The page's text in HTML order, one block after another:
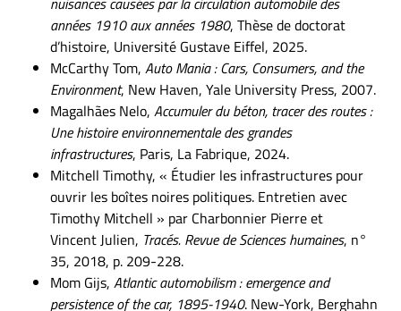
années 1910 aux années 1980, Thèse de doctorat
d’histoire, Université Gustave Eiffel, 2025.
McCarthy Tom, Auto Mania : Cars, Consumers, and the
Environment, New Haven, Yale University Press, 2007.
Magalhães Nelo, Accumuler du béton, tracer des routes :
Une histoire environnementale des grandes
infrastructures, Paris, La Fabrique, 2024.
Mitchell Timothy, « Étudier les infrastructures pour
ouvrir les boîtes noires politiques. Entretien avec
Timothy Mitchell » par Charbonnier Pierre et
Vincent Julien, Tracés. Revue de Sciences humaines, n°
35, 2018, p. 209-228.
Mom Gijs, Atlantic automobilism : emergence and
persistence of the car, 1895-1940. New-York, Berghahn